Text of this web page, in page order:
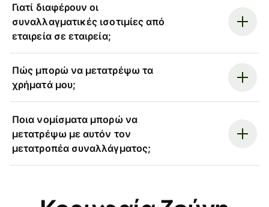
Γιατί διαφέρουν οι
συναλλαγματικές ισοτιμίες από
εταιρεία σε εταιρεία;
Πώς μπορώ να μετατρέψω τα
χρήματά μου;
Ποια νομίσματα μπορώ να
μετατρέψω με αυτόν τον
μετατροπέα συναλλάγματος;